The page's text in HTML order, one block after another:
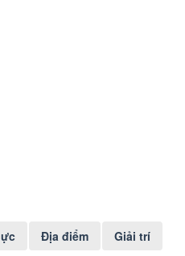
Địa điểm Giải trí